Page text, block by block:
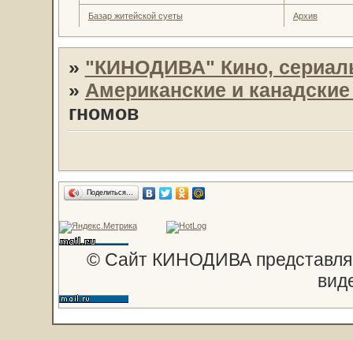
Базар житейской суеты Архив
» "КИНОДИВА" Кино,
» Американские и
гномов
Поделиться…
© Сайт КИНОДИВА